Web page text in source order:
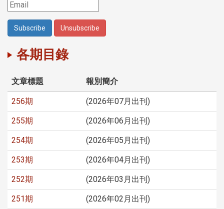
各期目錄
文章標題 報別簡介
256期 (2026年07月出刊)
255期 (2026年06月出刊)
254期 (2026年05月出刊)
253期 (2026年04月出刊)
252期 (2026年03月出刊)
251期 (2026年02月出刊)